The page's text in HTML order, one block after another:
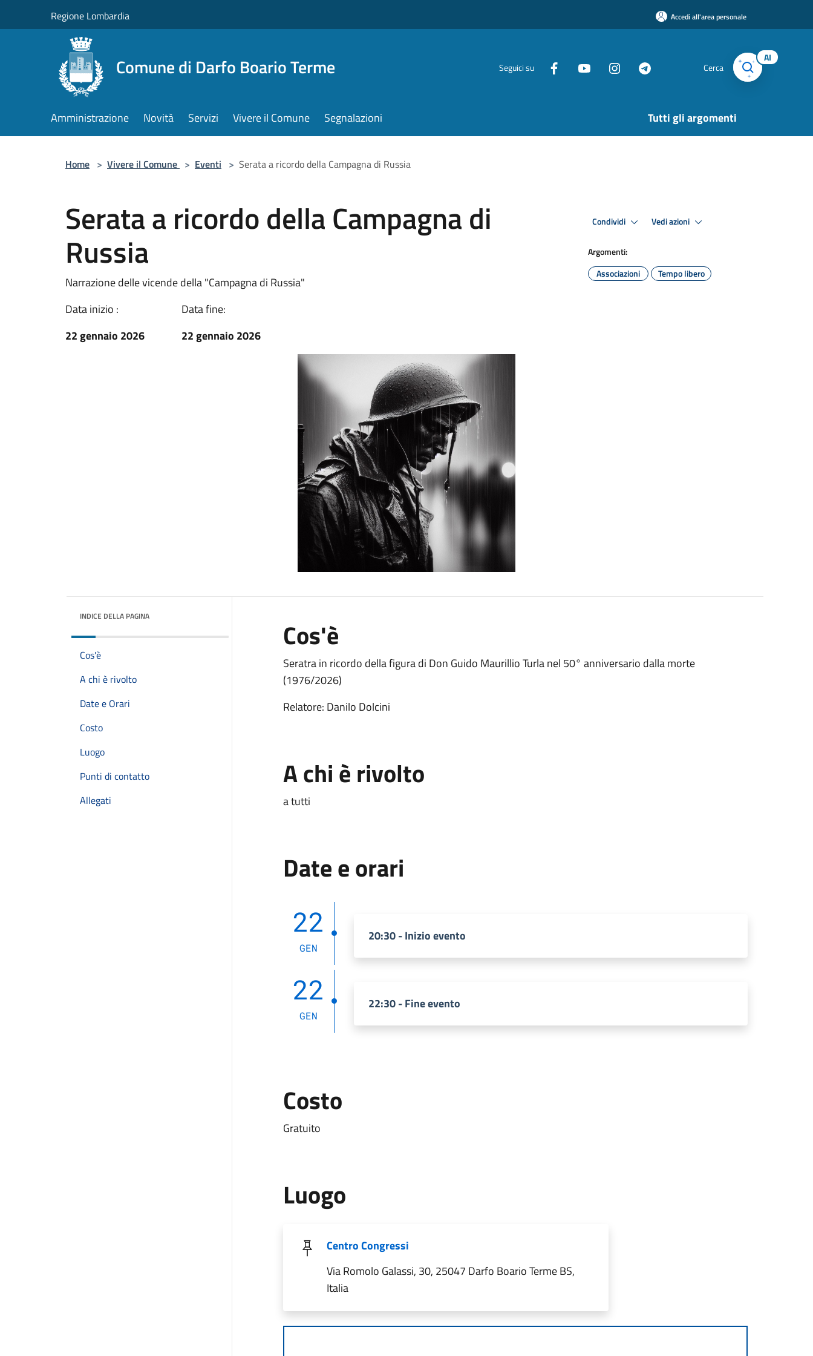
Regione Lombardia Accedi all'area personale
Comune di Darfo Boario Terme Seguici su Cerca
AI
Amministrazione Novità Servizi Vivere il Comune Segnalazioni Tutti gli argomenti
Home > Vivere il Comune > Eventi > Serata a ricordo della Campagna di Russia
Serata a ricordo della Campagna di
Russia
Narrazione delle vicende della "Campagna di Russia"
Data inizio :
22 gennaio 2026
Data fine:
22 gennaio 2026
Condividi Vedi azioni
Argomenti:
Associazioni
Tempo libero
INDICE DELLA PAGINA
Cos'è
A chi è rivolto
Date e Orari
Costo
Luogo
Punti di contatto
Allegati
Cos'è
Seratra in ricordo della figura di Don Guido Maurillio Turla nel 50° anniversario dalla morte
(1976/2026)
Relatore: Danilo Dolcini
A chi è rivolto
a tutti
Date e orari
22
GEN
20:30 - Inizio evento
22
GEN
22:30 - Fine evento
Costo
Gratuito
Luogo
Centro Congressi
Via Romolo Galassi, 30, 25047 Darfo Boario Terme BS,
Italia